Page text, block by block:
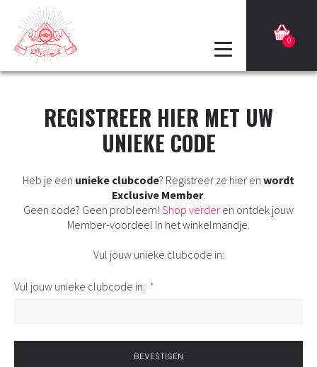
0
REGISTREER HIER MET UW
UNIEKE CODE
Heb je een unieke clubcode? Registreer ze hier en wordt
Exclusive Member.
Geen code? Geen probleem! Shop verder en ontdek jouw
Member-voordeel in het winkelmandje.
Vul jouw unieke clubcode in:
Vul jouw unieke clubcode in:
BEVESTIGEN